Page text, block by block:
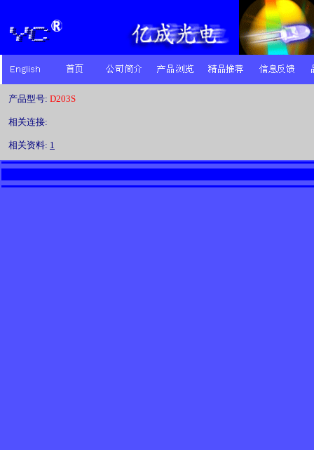
产品型号: D203S
相关连接:
相关资料: 1